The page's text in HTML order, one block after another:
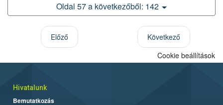
Oldal 57 a következőből: 142
Előző
Következő
Cookie beállítások
Hivatalunk
Bemutatkozás